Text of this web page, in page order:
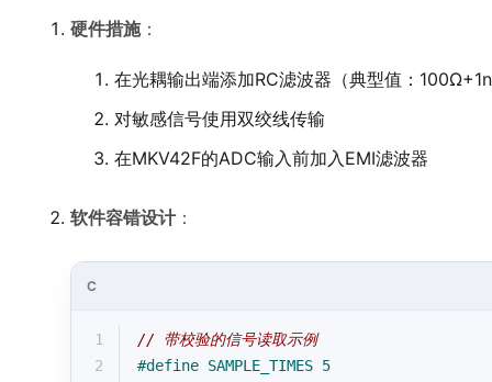
硬件措施：
在光耦输出端添加RC滤波器（典型值：
对敏感信号使用双绞线传输
在MKV42F的ADC输入前加入EMI滤波器
软件容错设计：
C
1
// 带校验的信号读取示例
2
#define SAMPLE_TIMES 5